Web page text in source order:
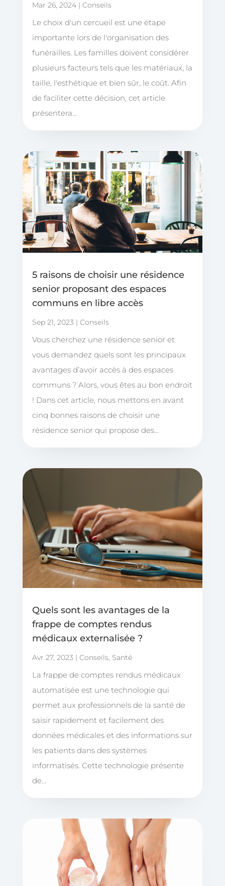
Mar 26, 2024| Conseils
Le choix d'un cercueil est une étape
importante lors de l'organisation des
funérailles. Les familles doivent considérer
plusieurs facteurs tels que les matériaux, la
taille, l'esthétique et bien sûr, le coût. Afin
de faciliter cette décision, cet article
présentera...
5 raisons de choisir une résidence
senior proposant des espaces
communs en libre accès
Sep 21, 2023 | Conseils
Vous cherchez une résidence senior et
vous demandez quels sont les principaux
avantages d’avoir accès à des espaces
communs ? Alors, vous êtes au bon endroit
! Dans cet article, nous mettons en avant
cinq bonnes raisons de choisir une
résidence senior qui propose des...
Quels sont les avantages de la
frappe de comptes rendus
médicaux externalisée ?
Avr 27, 2023 | Conseils, Santé
La frappe de comptes rendus médicaux
automatisée est une technologie qui
permet aux professionnels de la santé de
saisir rapidement et facilement des
données médicales et des informations sur
les patients dans des systèmes
informatisés. Cette technologie présente
de...